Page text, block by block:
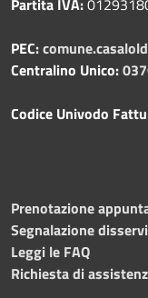
Partita IVA:
PEC:
Centralino Unico:
Codice Univodo
Prenotazione
Segnalazione
Leggi le FAQ
Richiesta di